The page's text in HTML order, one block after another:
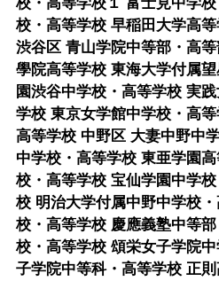
校・高等学校１ 富士見中学
校・高等学校 早稲田大学高
渋谷区 青山学院中等部・高
學院高等学校 東海大学付属
園渋谷中学校・高等学校 実
学校 東京女学館中学校・高
高等学校 中野区 大妻中野中
中学校・高等学校 東亜学園
校・高等学校 宝仙学園中学
校 明治大学付属中野中学校
校・高等学校 慶應義塾中等
校・高等学校 頌栄女子学院
子学院中等科・高等学校 正